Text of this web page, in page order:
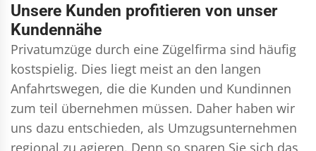
Unsere Kunden profitieren von unser
Kundennähe
Privatumzüge durch eine Zügelfirma sind häufig
kostspielig. Dies liegt meist an den langen
Anfahrtswegen, die die Kunden und Kundinnen
zum teil übernehmen müssen. Daher haben wir
uns dazu entschieden, als Umzugsunternehmen
regional zu agieren. Denn so sparen Sie sich das